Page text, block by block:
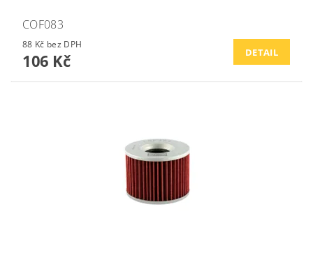
COF083
88 Kč bez DPH
106 Kč DETAIL